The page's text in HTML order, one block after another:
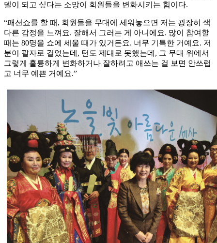
델이 되고 싶다는 소망이 회원들을 변화시키는 힘이다.
“패션쇼를 할 때, 회원들을 무대에 세워놓으면 저는 굉장히 색
다른 감정을 느껴요. 잘해서 그러는 게 아니에요. 많이 참여할
때는 80명을 쇼에 세울 때가 있거든요. 너무 기특한 거예요. 저
분이 팔자로 걸었는데, 턴도 제대로 못했는데, 그 무대 위에서
그렇게 훌륭하게 변화하거나 잘하려고 애쓰는 걸 보면 안쓰럽
고 너무 예쁜 거예요.”